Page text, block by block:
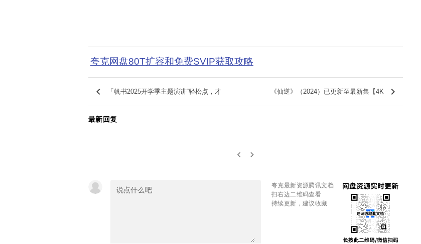
夸克网盘80T扩容和免费SVIP获取攻略
keyboard_arrow_left 「帆书2025开学季主题演讲“轻松点，才 《仙逆》（2024）已更新至最新集【4K keyboard_arrow_right
最新回复
keyboard_arrow_left keyboard_arrow_right
夸克最新资源腾讯文档
扫右边二维码查看
持续更新，建议收藏